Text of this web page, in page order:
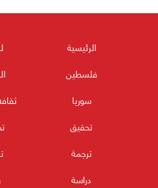
الرئيسية
فلسطين
سوريا
تحقيق
ترجمة
دراسة